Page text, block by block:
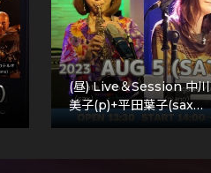
(昼) Live＆Session 中
美子(p)+平田葉子(sax…